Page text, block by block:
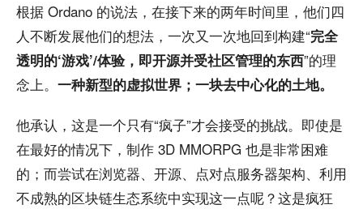
根据 Ordano 的说法，在接下来的两年时间里，他们四
人不断发展他们的想法，一次又一次地回到构建“完全
透明的‘游戏’/体验，即开源并受社区管理的东西”的理
念上。 一种新型的虚拟世界；一块去中心化的土地。
他承认，这是一个只有“疯子”才会接受的挑战。即使是
在最好的情况下，制作 3D MMORPG 也是非常困难
的；而尝试在浏览器、开源、点对点服务器架构、利用
不成熟的区块链生态系统中实现这一点呢？这是疯狂